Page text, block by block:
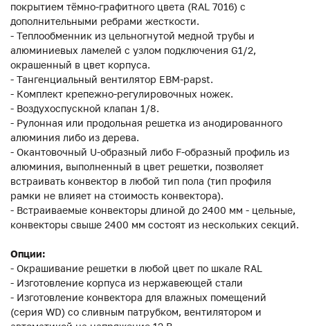
покрытием тёмно-графитного цвета (RAL 7016) с
дополнительными ребрами жесткости.
- Теплообменник из цельногнутой медной трубы и
алюминиевых ламелей с узлом подключения G1/2,
окрашенный в цвет корпуса.
- Тангенциальный вентилятор EBM-papst.
- Комплект крепежно-регулировочных ножек.
- Воздухоспускной клапан 1/8.
- Рулонная или продольная решетка из анодированного
алюминия либо из дерева.
- Окантовочный U-образный либо F-образный профиль из
алюминия, выполненный в цвет решетки, позволяет
встраивать конвектор в любой тип пола (тип профиля
рамки не влияет на стоимость конвектора).
- Встраиваемые конвекторы длиной до 2400 мм - цельные,
конвекторы свыше 2400 мм состоят из нескольких секций.
Опции:
- Окрашивание решетки в любой цвет по шкале RAL
- Изготовление корпуса из нержавеющей стали
- Изготовление конвектора для влажных помещений
(серия WD) со сливным патрубком, вентилятором и